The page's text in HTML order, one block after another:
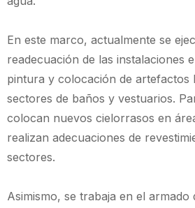
En este marco, actualmente se
readecuación de las instalaciones
pintura y colocación de artefactos
sectores de baños y vestuarios.
colocan nuevos cielorrasos en
realizan adecuaciones de
sectores.
Asimismo, se trabaja en el armado